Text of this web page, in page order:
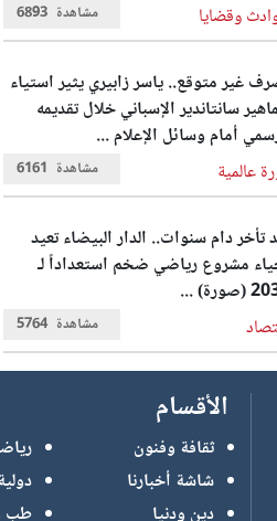
وقضايا
مشاهدة 6893
غير متوقع.. ياسر زابيري يثير استياء
سانتاندير الإسباني خلال تقديمه
أمام وسائل الإعلام ...
عالمية
مشاهدة 6161
تأخر دام سنوات.. الدار البيضاء تعيد
مشروع رياضي ضخم استعداداً لـ
...
مشاهدة 5764
الأقسام
ثقافة وفنون
شاشة أخبارنا